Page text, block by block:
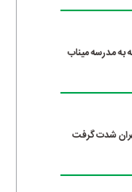
به مدرسه میناب
مهران شدت گرفت